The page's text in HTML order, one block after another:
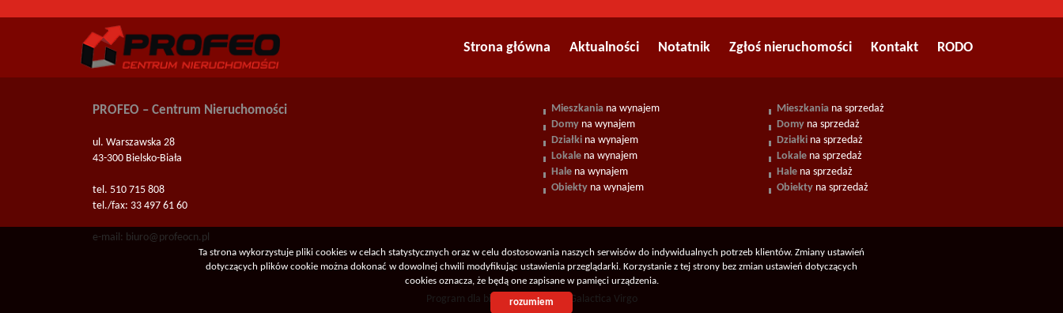
Strona główna Aktualności Notatnik Zgłoś nieruchomości Kontakt RODO
PROFEO – Centrum Nieruchomości
ul. Warszawska 28
43-300 Bielsko-Biała
tel. 510 715 808
tel./fax: 33 497 61 60
e-mail: biuro@profeocn.pl
Mieszkania na wynajem
Domy na wynajem
Działki na wynajem
Lokale na wynajem
Hale na wynajem
Obiekty na wynajem
Mieszkania na sprzedaż
Domy na sprzedaż
Działki na sprzedaż
Lokale na sprzedaż
Hale na sprzedaż
Obiekty na sprzedaż
Program dla biur nieruchomości Galactica Virgo
Ta strona wykorzystuje pliki cookies w celach statystycznych oraz w celu dostosowania naszych serwisów do indywidualnych potrzeb klientów. Zmiany ustawień
dotyczących plików cookie można dokonać w dowolnej chwili modyfikując ustawienia przeglądarki. Korzystanie z tej strony bez zmian ustawień dotyczących
cookies oznacza, że będą one zapisane w pamięci urządzenia.
rozumiem